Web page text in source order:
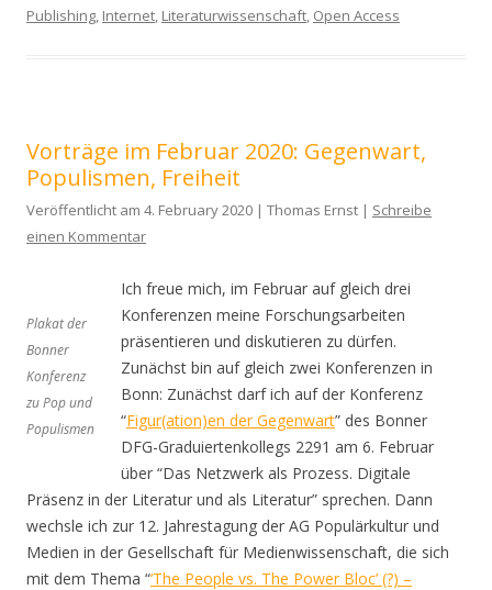
Publishing, Internet, Literaturwissenschaft, Open Access
Vorträge im Februar 2020: Gegenwart,
Populismen, Freiheit
Veröffentlicht am 4. February 2020 | Thomas Ernst | Schreibe
einen Kommentar
Plakat der
Bonner
Konferenz
zu Pop und
Populismen
Ich freue mich, im Februar auf gleich drei
Konferenzen meine Forschungsarbeiten
präsentieren und diskutieren zu dürfen.
Zunächst bin auf gleich zwei Konferenzen in
Bonn: Zunächst darf ich auf der Konferenz
“Figur(ation)en der Gegenwart” des Bonner
DFG-Graduiertenkollegs 2291 am 6. Februar
über “Das Netzwerk als Prozess. Digitale
Präsenz in der Literatur und als Literatur” sprechen. Dann
wechsle ich zur 12. Jahrestagung der AG Populärkultur und
Medien in der Gesellschaft für Medienwissenschaft, die sich
mit dem Thema “‘The People vs. The Power Bloc’ (?) –